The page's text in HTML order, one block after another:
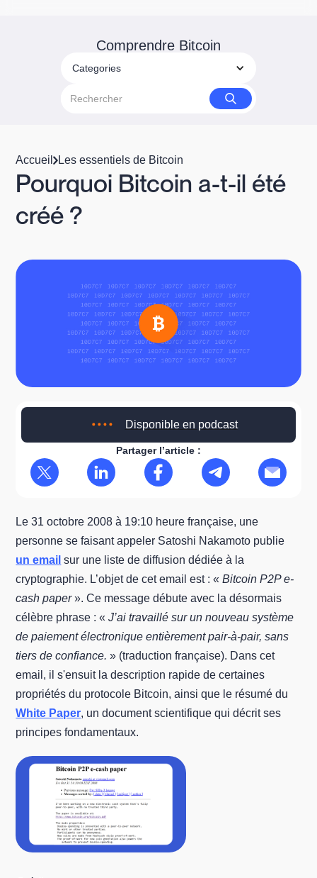
Comprendre Bitcoin
Categories
Accueil Les essentiels de Bitcoin
Pourquoi Bitcoin a-t-il été
créé ?
Disponible en podcast
Partager l’article :
Le 31 octobre 2008 à 19:10 heure française, une
personne se faisant appeler Satoshi Nakamoto publie
un email sur une liste de diffusion dédiée à la
cryptographie. L’objet de cet email est : «Bitcoin P2P e-
cash paper». Ce message débute avec la désormais
célèbre phrase : «J’ai travaillé sur un nouveau système
de paiement électronique entièrement pair-à-pair, sans
tiers de confiance.» (traduction française). Dans cet
email, il s'ensuit la description rapide de certaines
propriétés du protocole Bitcoin, ainsi que le résumé du
White Paper, un document scientifique qui décrit ses
principes fondamentaux.